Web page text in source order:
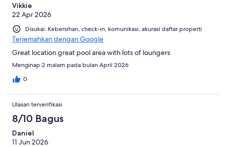
Vikkie
22 Apr 2026
Disukai: Kebersihan, check-in, komunikasi, akurasi daftar properti
Terjemahkan dengan Google
Great location great pool area with lots of loungers
Menginap 2 malam pada bulan April 2026
0
Ulasan terverifikasi
8/10 Bagus
Daniel
11 Jun 2026